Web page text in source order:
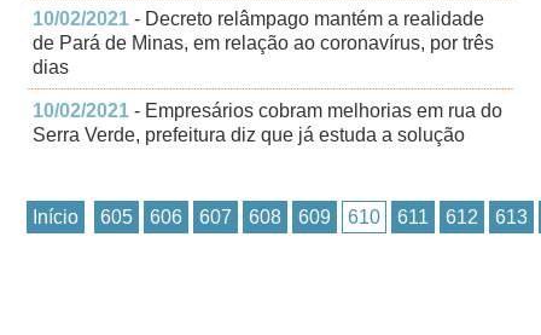
10/02/2021 - Decreto relâmpago mantém a realidade
de Pará de Minas, em relação ao coronavírus, por três
dias
10/02/2021 - Empresários cobram melhorias em rua do
Serra Verde, prefeitura diz que já estuda a solução
Início 605 606 607 608 609 610 611 612 613